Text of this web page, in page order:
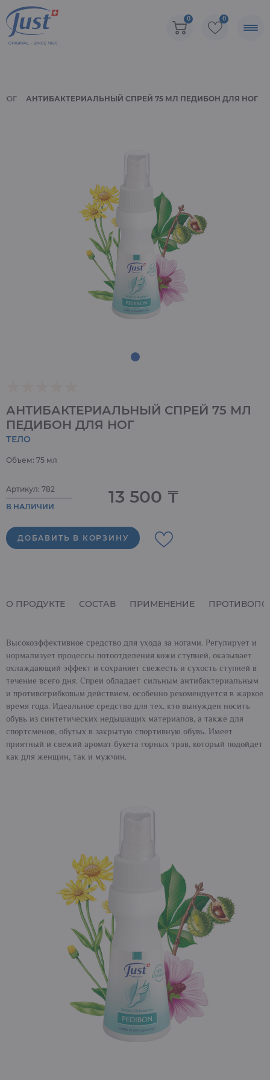
0 0
АНТИБАКТЕРИАЛЬНЫЙ СПРЕЙ 75 МЛ ПЕДИБОН ДЛЯ НОГ
АНТИБАКТЕРИАЛЬНЫЙ СПРЕЙ 75 МЛ
ПЕДИБОН ДЛЯ НОГ
ТЕЛО
Объем: 75 мл
Артикул: 782
В НАЛИЧИИ
13 500 ₸
ДОБАВИТЬ В КОРЗИНУ
О ПРОДУКТЕ СОСТАВ ПРИМЕНЕНИЕ
Высокоэффективное средство для ухода за ногами. Регулирует и
нормализует процессы потоотделения кожи ступней, оказывает
охлаждающий эффект и сохраняет свежесть и сухость ступней в
течение всего дня. Спрей обладает сильным антибактериальным
и противогрибковым действием, особенно рекомендуется в жаркое
время года. Идеальное средство для тех, кто вынужден носить
обувь из синтетических недышащих материалов, а также для
спортсменов, обутых в закрытую спортивную обувь. Имеет
приятный и свежий аромат букета горных трав, который подойдет
как для женщин, так и мужчин.